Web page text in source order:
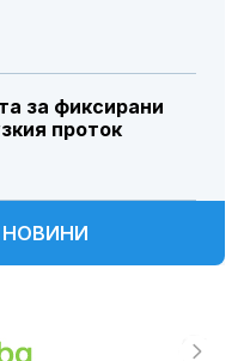
за фиксирани
проток